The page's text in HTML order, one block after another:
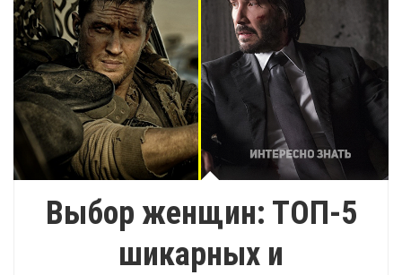
Выбор женщин: ТОП-5
шикарных и